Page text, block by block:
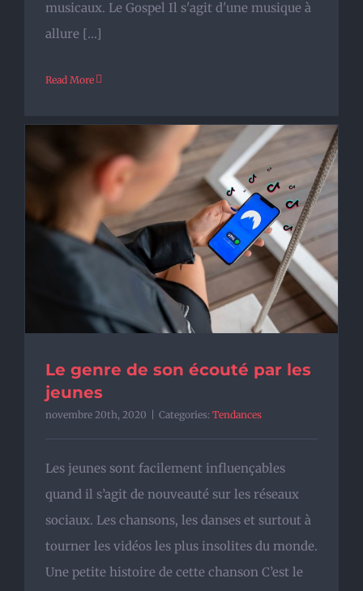
musicaux. Le Gospel Il s'agit d'une musique à
allure [...]
Read More
Le genre de son écouté par les
jeunes
novembre 20th, 2020 Categories: Tendances
Les jeunes sont facilement influençables
quand il s’agit de nouveauté sur les réseaux
sociaux. Les chansons, les danses et surtout à
tourner les vidéos les plus insolites du monde.
Une petite histoire de cette chanson C’est le